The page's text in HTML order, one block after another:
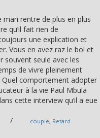
rentre de plus en plus
qu’il fait rien de
une explication et
Vous en avez raz le bol et
souvent seule avec les
de vivre pleinement
comportement adopter
à la vie Paul Mbula
cette interview qu’il a eue
/ couple, Retard